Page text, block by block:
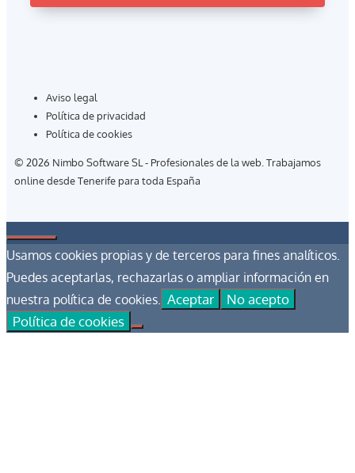
Aviso legal
Política de privacidad
Política de cookies
© 2026 Nimbo Software SL - Profesionales de la web. Trabajamos
online desde Tenerife para toda España
Cerrar
Usamos cookies propias y de terceros para fines analíticos.
Puedes aceptarlas, rechazarlas o ampliar información en
nuestra política de cookies. Aceptar
No acepto
Política de cookies